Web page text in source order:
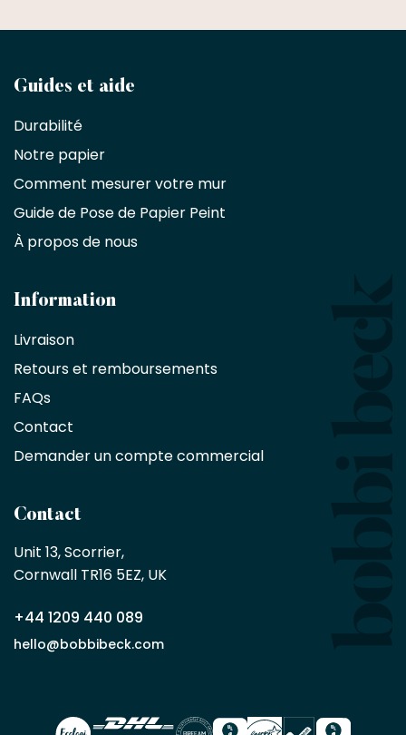
Devenez
partenaire
commercial
Décorateurs
d'intérieur,
designers
architectes
d'une
exclusive
de
%
sur
sans
minimum
en
partenaire
commercial
Guides et aide
Durabilité
Notre papier
Comment mesurer votre mur
Guide de Pose de Papier Peint
À propos de nous
Information
Livraison
Retours et remboursements
FAQs
Contact
Demander un compte commercial
Contact
Unit 13, Scorrier,
Cornwall TR16 5EZ, UK
+44 1209 440 089
hello@bobbibeck.com